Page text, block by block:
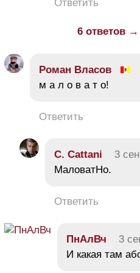
Ответить
6 ответов →
Роман Власов
м а л о в а т о!
Ответить
C. Cattani 3
МаловатНо.
Ответить
ПнАлВч 3
И какая там